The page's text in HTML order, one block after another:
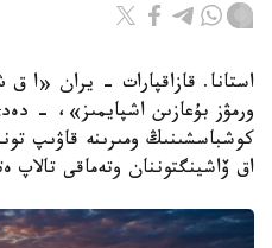
استانا. قازاقپارات - يران «ا ق
ورمۋز بۇعازىن اشپايمىز»، -
كوشباسشىنىڭ ومىرىنە قاۋىپ
اق ۆاشينگتوننان وتەماقى تالاپ